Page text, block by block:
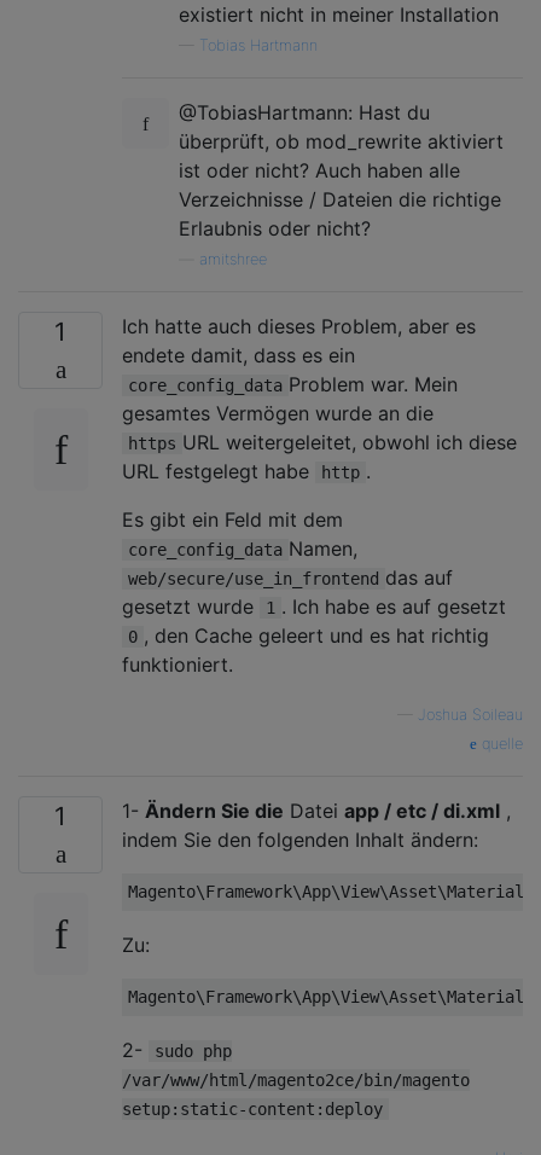
existiert nicht in meiner Installation
Tobias Hartmann
@TobiasHartmann: Hast du
überprüft, ob mod_rewrite aktiviert
ist oder nicht? Auch haben alle
Verzeichnisse / Dateien die richtige
Erlaubnis oder nicht?
amitshree
1
Ich hatte auch dieses Problem, aber es
endete damit, dass es ein
core_config_data Problem war. Mein
gesamtes Vermögen wurde an die
https URL weitergeleitet, obwohl ich diese
URL festgelegt habe
http .
Es gibt ein Feld mit dem
core_config_data Namen,
web/secure/use_in_frontend das auf
gesetzt wurde
1 . Ich habe es auf gesetzt
0 , den Cache geleert und es hat richtig
funktioniert.
Joshua Soileau
quelle
1 1- Ändern Sie die Datei app / etc / di.xml ,
indem Sie den folgenden Inhalt ändern:
Magento
Zu:
Magento
2-
sudo php
/var/www/html/magento2ce/bin/magento
setup:static-content:deploy